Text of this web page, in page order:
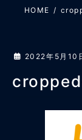
HOME
2022年5月10